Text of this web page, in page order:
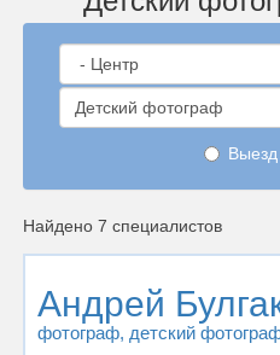
Детский фотограф
Найдено 7 специалистов
Андрей
фотограф, детский